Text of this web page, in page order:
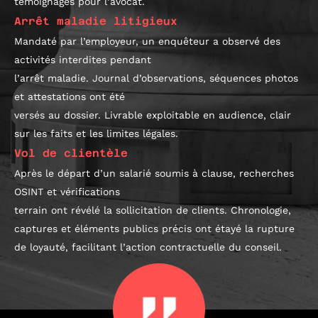
Arrêt maladie litigieux
Mandaté par l’employeur, un enquêteur a observé des
activités interdites pendant
l’arrêt maladie. Journal d’observations, séquences photos
et attestations ont été
versés au dossier. Livrable exploitable en audience, clair
sur les faits et les limites légales.
Vol de clientèle
Après le départ d’un salarié soumis à clause, recherches
OSINT et vérifications
terrain ont révélé la sollicitation de clients. Chronologie,
captures et éléments publics précis ont étayé la rupture
de loyauté, facilitant l’action contractuelle du conseil.